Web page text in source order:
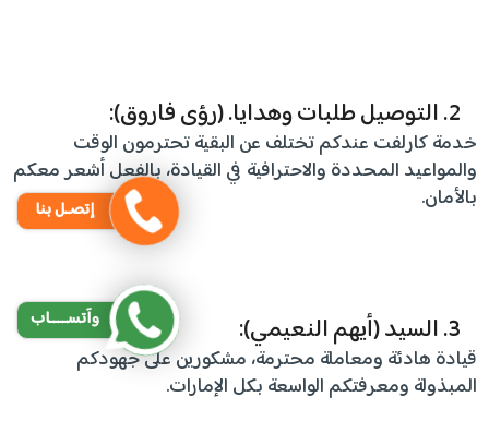
التوصيل طلبات وهدايا. (رؤى فاروق):
خدمة كارلفت عندكم تختلف عن البقية تحترمون الوقت
والمواعيد المحددة والاحترافية في القيادة، بالفعل أشعر معكم
بالأمان.
السيد (أيهم النعيمي):
قيادة هادئة ومعاملة محترمة، مشكورين على جهودكم
المبذولة ومعرفتكم الواسعة بكل الإمارات.
إتصـل بنا
وآتســــاب